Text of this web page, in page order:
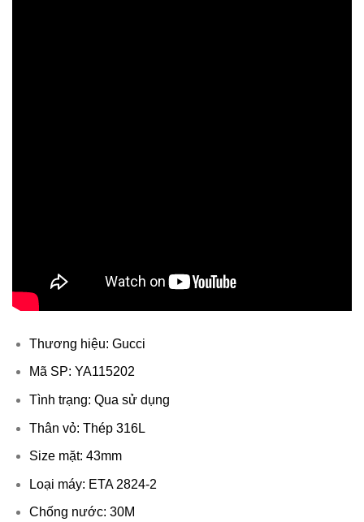
Thương hiệu: Gucci
Mã SP: YA115202
Tình trạng: Qua sử dụng
Thân vỏ: Thép 316L
Size mặt: 43mm
Loại máy: ETA 2824-2
Chống nước: 30M